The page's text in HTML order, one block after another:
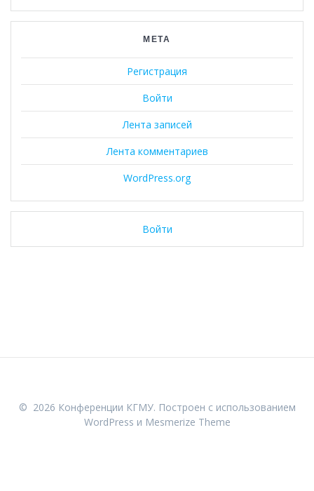
МЕТА
Регистрация
Войти
Лента записей
Лента комментариев
WordPress.org
Войти
© 2026 Конференции КГМУ. Построен с использованием
WordPress и Mesmerize Theme